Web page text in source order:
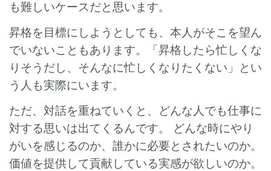
も難しいケースだと思います。
昇格を目標にしようとしても、本人がそこを望ん
でいないこともあります。「昇格したら忙しくな
りそうだし、そんなに忙しくなりたくない」とい
う人も実際にいます。
ただ、対話を重ねていくと、どんな人でも仕事に
対する思いは出てくるんです。 どんな時にやり
がいを感じるのか、誰かに必要とされたいのか。
価値を提供して貢献している実感が欲しいのか。